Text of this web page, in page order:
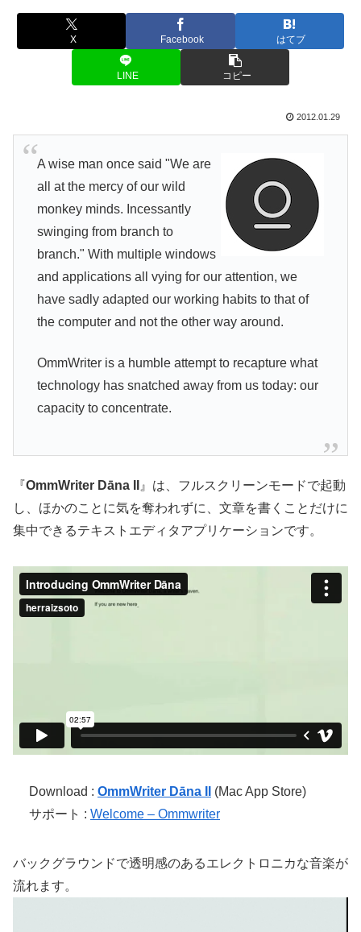
X Facebook はてブ
LINE コピー
2012.01.29
A wise man once said "We are
all at the mercy of our wild
monkey minds. Incessantly
swinging from branch to
branch." With multiple windows
and applications all vying for our attention, we
have sadly adapted our working habits to that of
the computer and not the other way around.
OmmWriter is a humble attempt to recapture what
technology has snatched away from us today: our
capacity to concentrate.
『OmmWriter Dāna II
』は、フルスクリーンモードで起動
し、ほかのことに気を奪われずに、文章を書くことだけに
集中できるテキストエディタアプリケーションです。
Download : OmmWriter Dāna II
(Mac App Store)
サポート : Welcome – Ommwriter
バックグラウンドで透明感のあるエレクトロニカな音楽が
流れます。